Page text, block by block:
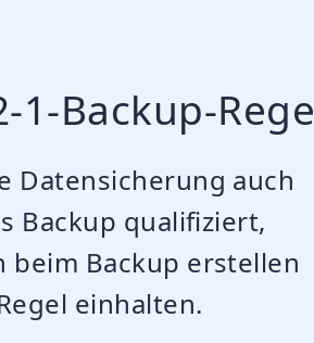
1-Backup-
Datensicherung auch
Backup qualifiziert,
beim Backup erstellen
einhalten.